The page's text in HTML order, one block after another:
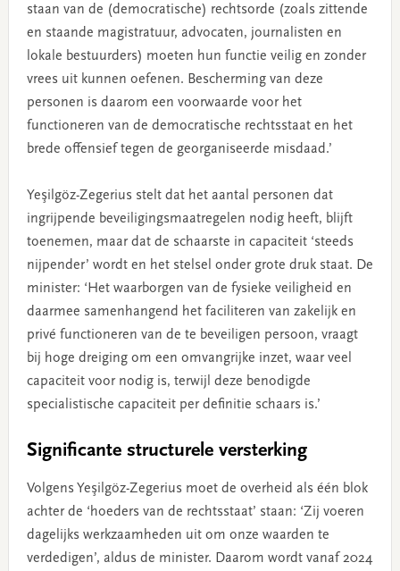
staan van de (democratische) rechtsorde (zoals zittende
en staande magistratuur, advocaten, journalisten en
lokale bestuurders) moeten hun functie veilig en zonder
vrees uit kunnen oefenen. Bescherming van deze
personen is daarom een voorwaarde voor het
functioneren van de democratische rechtsstaat en het
brede offensief tegen de georganiseerde misdaad.’
Yeşilgöz-Zegerius stelt dat het aantal personen dat
ingrijpende beveiligingsmaatregelen nodig heeft, blijft
toenemen, maar dat de schaarste in capaciteit ‘steeds
nijpender’ wordt en het stelsel onder grote druk staat. De
minister: ‘Het waarborgen van de fysieke veiligheid en
daarmee samenhangend het faciliteren van zakelijk en
privé functioneren van de te beveiligen persoon, vraagt
bij hoge dreiging om een omvangrijke inzet, waar veel
capaciteit voor nodig is, terwijl deze benodigde
specialistische capaciteit per definitie schaars is.’
Significante structurele versterking
Volgens Yeşilgöz-Zegerius moet de overheid als één blok
achter de ‘hoeders van de rechtsstaat’ staan: ‘Zij voeren
dagelijks werkzaamheden uit om onze waarden te
verdedigen’, aldus de minister. Daarom wordt vanaf 2024